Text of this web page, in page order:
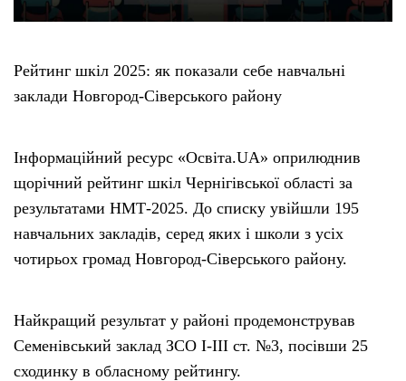
Рейтинг шкіл 2025: як показали себе навчальні
заклади Новгород-Сіверського району
Інформаційний ресурс «Освіта.UA» оприлюднив
щорічний рейтинг шкіл Чернігівської області за
результатами НМТ-2025. До списку увійшли 195
навчальних закладів, серед яких і школи з усіх
чотирьох громад Новгород-Сіверського району.
Найкращий результат у районі продемонстрував
Семенівський заклад ЗСО І-ІІІ ст. №3, посівши 25
сходинку в обласному рейтингу.